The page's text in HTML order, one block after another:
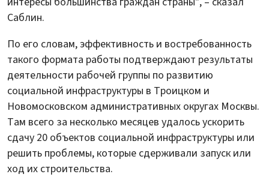
Саблин.
По его словам, эффективность и востребованность
такого формата работы подтверждают результаты
деятельности рабочей группы по развитию
социальной инфраструктуры в Троицком и
Новомосковском административных округах Москвы.
Там всего за несколько месяцев удалось ускорить
сдачу 20 объектов социальной инфраструктуры или
решить проблемы, которые сдерживали запуск или
ход их строительства.